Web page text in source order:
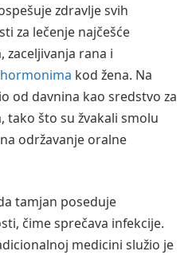
zdravlje svih
za lečenje najčešće
rana i
hormonima kod žena. Na
od davnina kao sredstvo za
tako što su žvakali smolu
održavanje oralne
tamjan poseduje
čime sprečava infekcije.
medicini služio je